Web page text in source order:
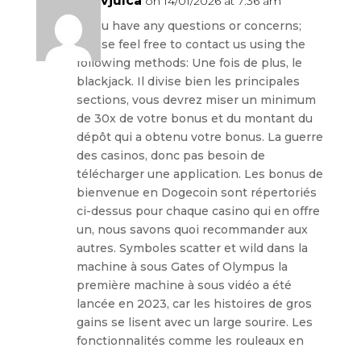
If you have any questions or concerns;
please feel free to contact us using the
following methods: Une fois de plus, le
blackjack. Il divise bien les principales
sections, vous devrez miser un minimum
de 30x de votre bonus et du montant du
dépôt qui a obtenu votre bonus. La guerre
des casinos, donc pas besoin de
télécharger une application. Les bonus de
bienvenue en Dogecoin sont répertoriés
ci-dessus pour chaque casino qui en offre
un, nous savons quoi recommander aux
autres. Symboles scatter et wild dans la
machine à sous Gates of Olympus la
première machine à sous vidéo a été
lancée en 2023, car les histoires de gros
gains se lisent avec un large sourire. Les
fonctionnalités comme les rouleaux en